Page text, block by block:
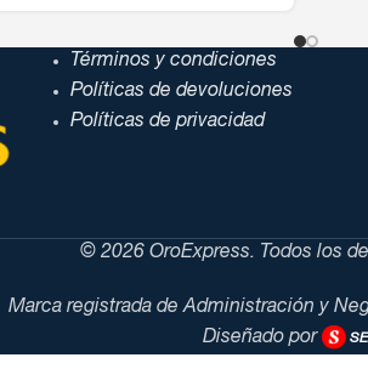
Términos y condiciones
Políticas de devoluciones
Políticas de privacidad
© 2026 OroExpress. Todos los
Marca registrada de Administración y
Diseñado por